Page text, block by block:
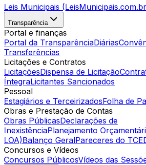
Leis Municipais
Transparência
Portal e finanças
Portal da TransparênciaDiárias
Transferências
Licitações e Contratos
LicitaçõesDispensa de Licitação
ÍntegraLicitantes Sancionados
Pessoal
Estagiários e TerceirizadosFolha de
Obras e Prestação de Contas
Obras PúblicasDeclarações de
InexistênciaPlanejamento
LOA)Balanço GeralPareceres do TCE
Concursos e Vídeos
Concursos PúblicosVídeos das